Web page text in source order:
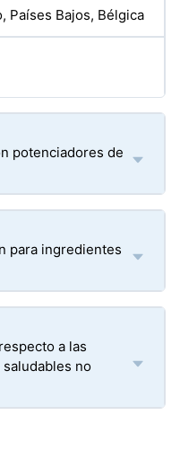
Países Bajos, Bélgica
potenciadores de
para ingredientes
a las
no